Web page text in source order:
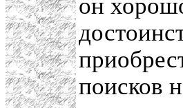
он
поисков